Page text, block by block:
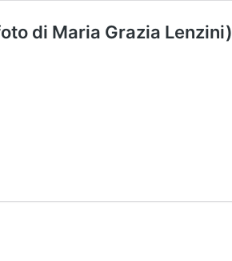
di Maria Grazia Lenzini)